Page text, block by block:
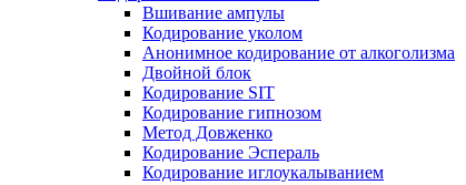
Вшивание ампулы
Кодирование уколом
Анонимное кодирование от алкоголизма
Двойной блок
Кодирование SIT
Кодирование гипнозом
Метод Довженко
Кодирование Эспераль
Кодирование иглоукалыванием